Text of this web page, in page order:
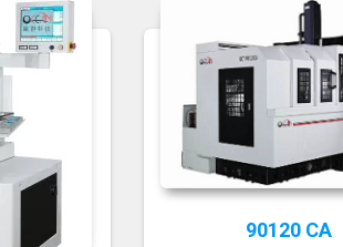
90120 CA